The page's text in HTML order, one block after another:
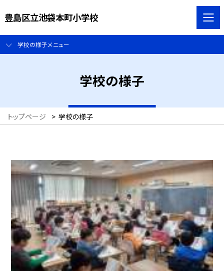
豊島区立池袋本町小学校
学校の様子メニュー
学校の様子
トップページ > 学校の様子